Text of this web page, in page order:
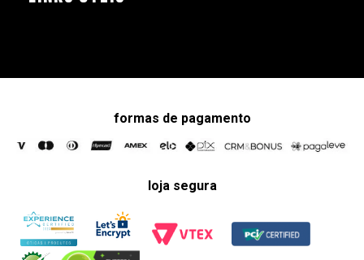
formas de pagamento
loja segura